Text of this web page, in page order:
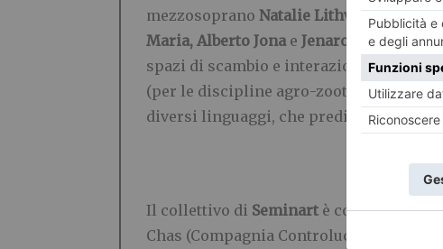
mezzosoprano Natalie Lithwicke la
Maria, Alberto Jona e Jenaro Meléndrez
spazi di scambio e interazione fra arte
(per le discipline agro-zootecniche) e
diversi linguaggi, che predilige
Il collettivo di Seminart è composto da
Chas (Compagnia Controluce) e